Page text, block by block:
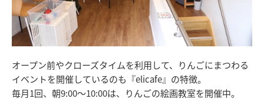
オープン前やクローズタイムを利用して、りんごにまつわる
イベントを開催しているのも『elicafe』の特徴。
毎月1回、朝9:00〜10:00は、りんごの絵画教室を開催中。